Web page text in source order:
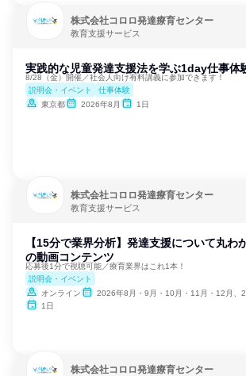
株式会社コロロ発達療育センター
教育支援サービス
実践的な児童発達支援法を学ぶ1day仕事体
8/28（金）開催／社会人向け有料講義に参加できます！
説明会・イベント
仕事体験
東京都
2026年8月 1日
株式会社コロロ発達療育センター
教育支援サービス
【15分で業界分析】発達支援について丸わ
の動画コンテンツ
応募後1分で視聴可能／療育業界はこれ1本！
説明会・イベント
オンライン
2026年8月・9月・10月・11月・12月、2027年1
1日
株式会社コロロ発達療育センター